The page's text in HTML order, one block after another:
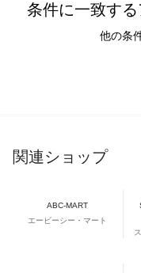
条件に一致す
他の条
関連ショップ
ABC-MART
エービーシー・マート